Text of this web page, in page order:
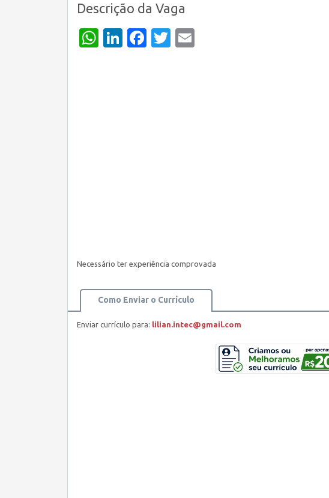
Descrição da Vaga
WhatsApp
LinkedIn
Facebook
Twitter
Necessário ter experiência comprovada
Como Enviar o Currículo
Enviar currículo para: lilian.intec@gmail.com